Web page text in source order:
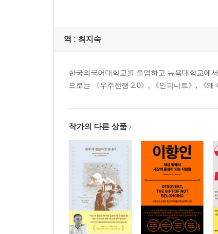
역 : 최지숙
한국외국어대학교를 졸업하고 뉴욕대학교에
으로는 《우주전쟁 2.0》, 《인피니트》, 《
작가의 다른 상품